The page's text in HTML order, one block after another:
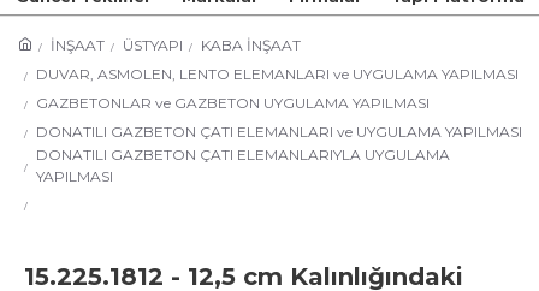
İNŞAAT ÜSTYAPI
KABA İNŞAAT
DUVAR, ASMOLEN, LENTO ELEMANLARI ve UYGULAMA YAPILMASI
GAZBETONLAR ve GAZBETON UYGULAMA YAPILMASI
DONATILI GAZBETON ÇATI ELEMANLARI ve UYGULAMA YAPILMASI
DONATILI GAZBETON ÇATI ELEMANLARIYLA UYGULAMA
YAPILMASI
15.225.1812 - 12,5 cm Kalınlığındaki